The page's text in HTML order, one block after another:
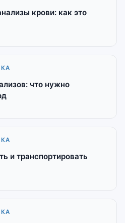
крови: как это
что нужно
и транспортировать